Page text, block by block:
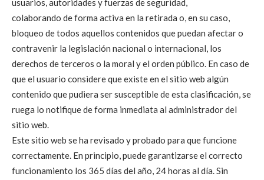
usuarios, autoridades y fuerzas de seguridad,
colaborando de forma activa en la retirada o, en su caso,
bloqueo de todos aquellos contenidos que puedan afectar o
contravenir la legislación nacional o internacional, los
derechos de terceros o la moral y el orden público. En caso de
que el usuario considere que existe en el sitio web algún
contenido que pudiera ser susceptible de esta clasificación, se
ruega lo notifique de forma inmediata al administrador del
sitio web.
Este sitio web se ha revisado y probado para que funcione
correctamente. En principio, puede garantizarse el correcto
funcionamiento los 365 días del año, 24 horas al día. Sin